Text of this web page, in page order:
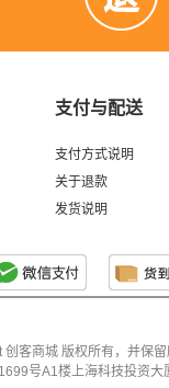
支付与配送
支付方式说明
关于退款
发货说明
客商城 版权所有，并保留
号A1楼上海科技投资